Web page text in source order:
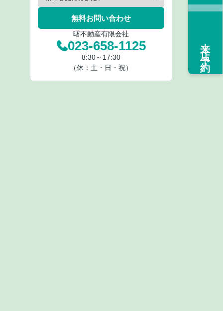
無料お問い合わせ
曙不動産有限会社
023-658-1125
8:30～17:30
（休：土・日・祝）
来店予約